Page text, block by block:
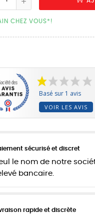
CHEZ VOUS*!
Basé sur 1 avis
VOIR LES AVIS
sécurisé et discret
le nom de notre
bancaire.
rapide et discrète